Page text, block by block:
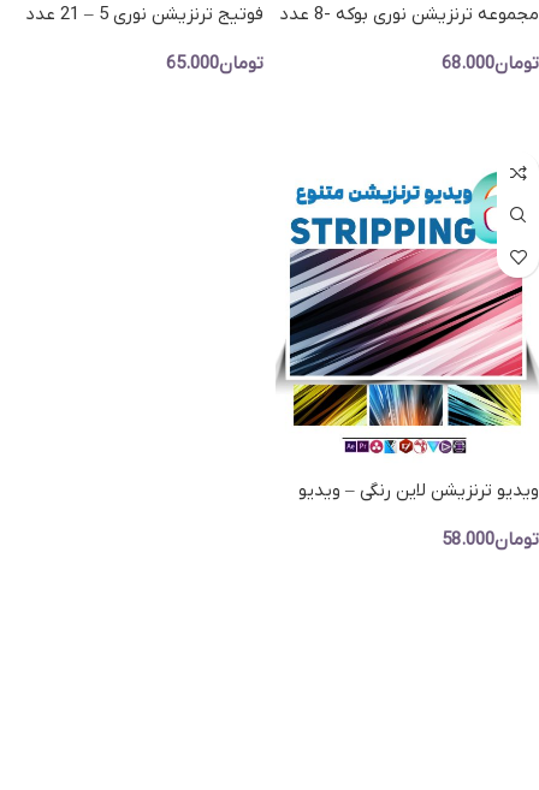
مجموعه ترنزیشن نوری بوکه -8 عدد
تومان68.000
فوتیج ترنزیشن نوری 5 – 21 عدد
تومان65.000
ویدیو ترنزیشن لاین رنگی – ویدیو
تومان58.000